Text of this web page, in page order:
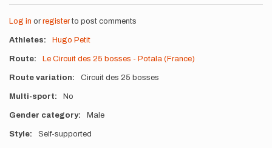
Log in or registerto post comments
Athletes Hugo Petit
Route Le Circuit des 25 bosses - Potala (France)
Route variation Circuit des 25 bosses
Multi-sport No
Gender category Male
Style Self-supported